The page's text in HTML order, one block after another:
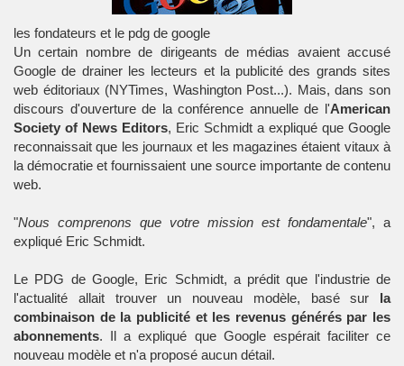
les fondateurs et le pdg de google
Un certain nombre de dirigeants de médias avaient accusé
Google de drainer les lecteurs et la publicité des grands sites
web éditoriaux (NYTimes, Washington Post...). Mais, dans son
discours d'ouverture de la conférence annuelle de l'American
Society of News Editors, Eric Schmidt a expliqué que Google
reconnaissait que les journaux et les magazines étaient vitaux à
la démocratie et fournissaient une source importante de contenu
web.
"Nous comprenons que votre mission est fondamentale", a
expliqué Eric Schmidt.
Le PDG de Google, Eric Schmidt, a prédit que l'industrie de
l'actualité allait trouver un nouveau modèle, basé sur la
combinaison de la publicité et les revenus générés par les
abonnements. Il a expliqué que Google espérait faciliter ce
nouveau modèle et n'a proposé aucun détail.